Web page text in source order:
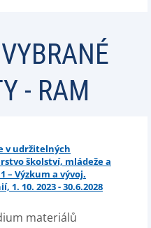
- RAM
v udržitelných
školství, mládeže a
– Výzkum a vývoj.
10. 2023 - 30.6.2028
materiálů